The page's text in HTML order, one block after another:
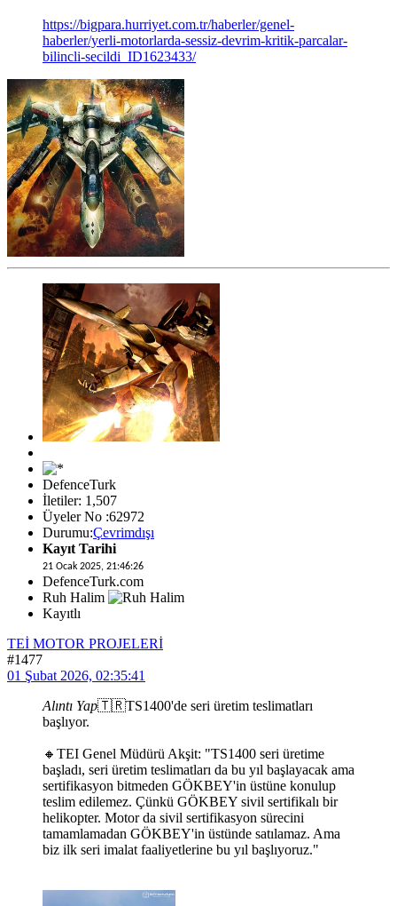
https://bigpara.hurriyet.com.tr/haberler/genel-
haberler/yerli-motorlarda-sessiz-devrim-kritik-parcalar-
bilincli-secildi_ID1623433/
DefenceTurk
İletiler: 1,507
Üyeler No :62972
Durumu:Çevrimdışı
Kayıt Tarihi
21 Ocak 2025, 21:46:26
DefenceTurk.com
Ruh Halim
Kayıtlı
TEİ MOTOR PROJELERİ
#1477
01 Şubat 2026, 02:35:41
Alıntı Yap🇹🇷TS1400'de seri üretim teslimatları
başlıyor.
🔸TEI Genel Müdürü Akşit: "TS1400 seri üretime
başladı, seri üretim teslimatları da bu yıl başlayacak ama
sertifikasyon bitmeden GÖKBEY'in üstüne konulup
teslim edilemez. Çünkü GÖKBEY sivil sertifikalı bir
helikopter. Motor da sivil sertifikasyon sürecini
tamamlamadan GÖKBEY'in üstünde satılamaz. Ama
biz ilk seri imalat faaliyetlerine bu yıl başlıyoruz."